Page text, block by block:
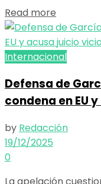
Read more
Internacional
Defensa de
condena en EU
by Redacción
19/12/2025
0
La apelación